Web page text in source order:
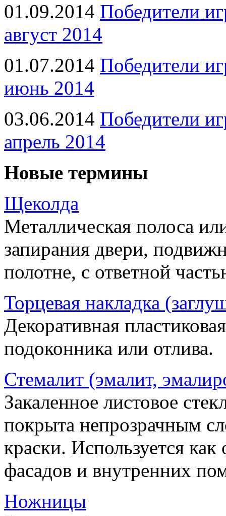
01.09.2014 Победители
август 2014
01.07.2014 Победители
июнь 2014
03.06.2014 Победители
апрель 2014
Новые термины
Щеколда
Металлическая полоса
запирания двери,
полотне, с ответной
Торцевая накладка
Декоративная
подоконника или отлива.
Стемалит (эмалит,
Закаленное листовое
покрыта непрозрачным
краски. Используется
фасадов и внутренних
Ножницы